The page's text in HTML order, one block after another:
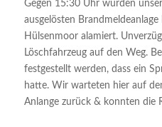
Gegen 15:30 Uhr wurden
ausgelösten
Hülsenmoor alamiert.
Löschfahrzeug auf den Weg.
festgestellt werden, dass ein
hatte. Wir warteten hier auf
Anlange zurück & konnten die